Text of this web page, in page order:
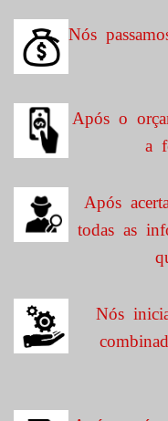
Nós
Após o
a
Após
todas as
Nós